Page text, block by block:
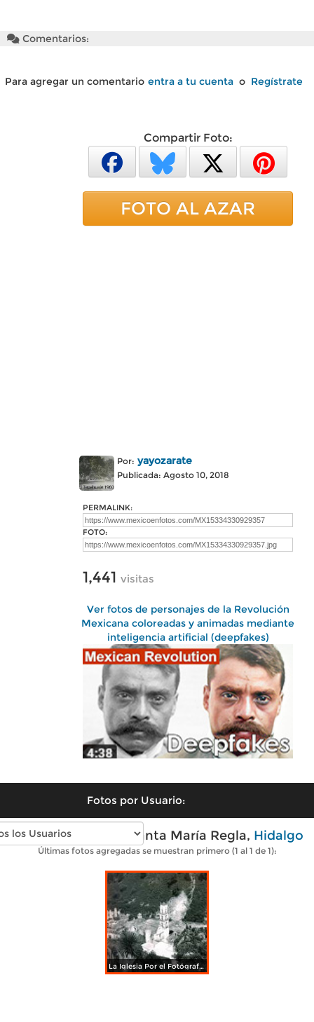
Comentarios:
Para agregar un comentario entra a tu cuenta o Regístrate
Compartir Foto:
FOTO AL AZAR
Por: yayozarate
Publicada: Agosto 10, 2018
PERMALINK:
FOTO:
1,441 visitas
Ver fotos de personajes de la Revolución
Mexicana coloreadas y animadas mediante
inteligencia artificial (deepfakes)
Fotos por Usuario:
Fotos antiguas de Santa María Regla, Hidalgo
Últimas fotos agregadas se muestran primero (1 al 1 de 1):
La Iglesia Por el Fotógrafo Hugo Brehme.